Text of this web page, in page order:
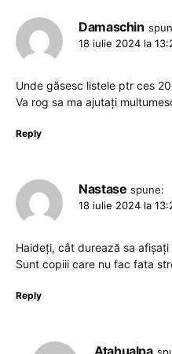
Damaschin
18 iulie 2024 la
Unde găsesc listele ptr ces
Va rog sa ma ajutați
Reply
Nastase spune:
18 iulie 2024 la
Haideți, cât durează sa
Sunt copiii care nu fac fata
Reply
Atahualpa